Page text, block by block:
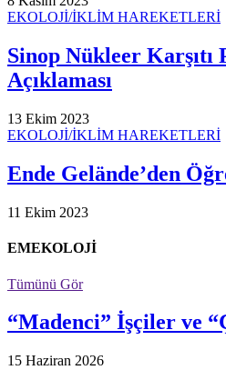
EKOLOJİ/İKLİM HAREKETLERİ
Sinop Nükleer Karşıtı
Açıklaması
13 Ekim 2023
EKOLOJİ/İKLİM HAREKETLERİ
Ende Gelände’den
11 Ekim 2023
EMEKOLOJİ
Tümünü Gör
“Madenci” İşçiler ve
15 Haziran 2026